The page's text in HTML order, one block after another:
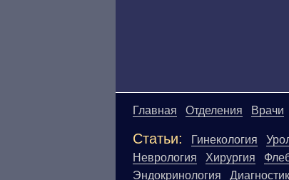
Главная Отделения Врачи
Статьи: Гинекология
Неврология
Хирургия
Эндокринология